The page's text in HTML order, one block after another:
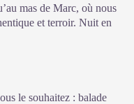
mas de Marc, où nous
et terroir. Nuit en
le souhaitez : balade